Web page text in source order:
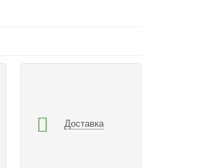
Доставка